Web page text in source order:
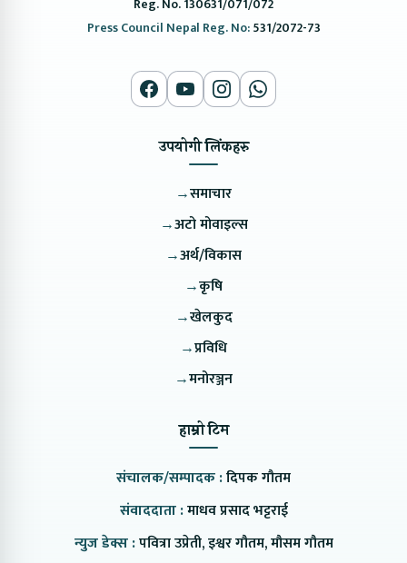
Reg. No. 130631/071/072
Press Council Nepal Reg. No:531/2072-73
उपयोगी लिंकहरु
→समाचार
→अटो मोवाइल्स
→अर्थ/विकास
→कृषि
→खेलकुद
→प्रविधि
→मनोरञ्जन
हाम्रो टिम
संचालक/सम्पादक :दिपक गौतम
संवाददाता :माधव प्रसाद भट्टराई
न्युज डेक्स :पवित्रा उप्रेती, इश्वर गौतम, मौसम गौतम